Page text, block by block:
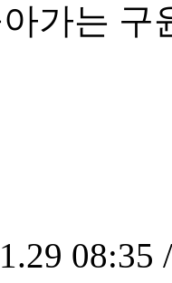
가는 구
08:35